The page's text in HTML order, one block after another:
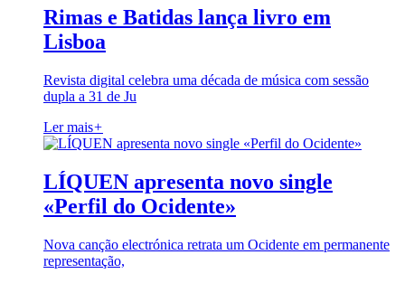
Rimas e Batidas lança livro em
Lisboa
Revista digital celebra uma década de música com sessão
dupla a 31 de Ju
Ler mais+
LÍQUEN apresenta novo single
«Perfil do Ocidente»
Nova canção electrónica retrata um Ocidente em permanente
representação,